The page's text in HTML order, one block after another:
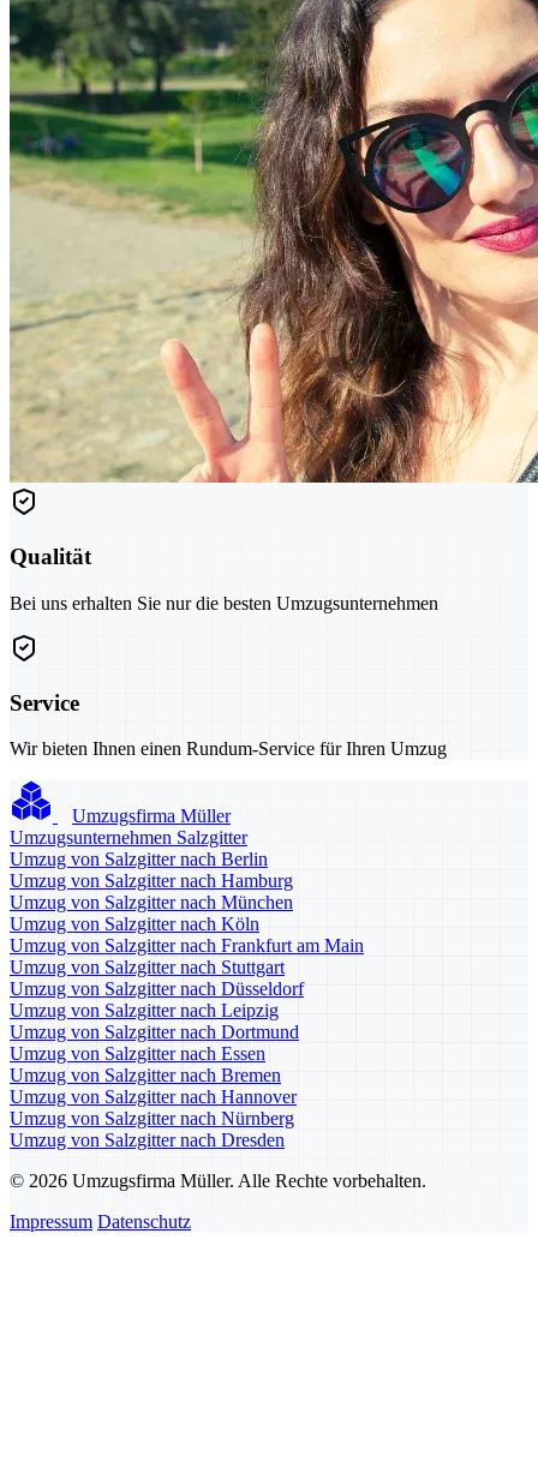
Qualität
Bei uns erhalten Sie nur die besten Umzugsunternehmen
Service
Wir bieten Ihnen einen Rundum-Service für Ihren Umzug
Umzugsfirma Müller
Umzugsunternehmen Salzgitter
Umzug von Salzgitter nach Berlin
Umzug von Salzgitter nach Hamburg
Umzug von Salzgitter nach München
Umzug von Salzgitter nach Köln
Umzug von Salzgitter nach Frankfurt am Main
Umzug von Salzgitter nach Stuttgart
Umzug von Salzgitter nach Düsseldorf
Umzug von Salzgitter nach Leipzig
Umzug von Salzgitter nach Dortmund
Umzug von Salzgitter nach Essen
Umzug von Salzgitter nach Bremen
Umzug von Salzgitter nach Hannover
Umzug von Salzgitter nach Nürnberg
Umzug von Salzgitter nach Dresden
© 2026 Umzugsfirma Müller. Alle Rechte vorbehalten.
Impressum Datenschutz